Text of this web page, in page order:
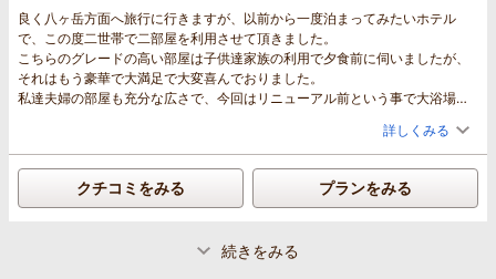
良く八ヶ岳方面へ旅行に行きますが、以前から一度泊まってみたいホテル
で、この度二世帯で二部屋を利用させて頂きました。
こちらのグレードの高い部屋は子供達家族の利用で夕食前に伺いましたが、
それはもう豪華で大満足で大変喜んでおりました。
私達夫婦の部屋も充分な広さで、今回はリニューアル前という事で大浴場が
食事は朝夕共に落ち着いたお席で、ゆっくりフレンチを堪能させて頂きまし
た。
夜の天体観測も、澄んだ大気と標高に木星や流れ星、そして今迄こんな間近
で大きな北斗七星を観れた事はとても良い思い出になりました。
リニューアル後も是非伺いたいと存じます。
詳しくみる
クチコミをみる プランをみる
続きをみる